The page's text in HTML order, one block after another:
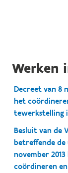
Werken
Decreet van 8
het
tewerkstelling
Besluit van de
betreffende
november
coördineren